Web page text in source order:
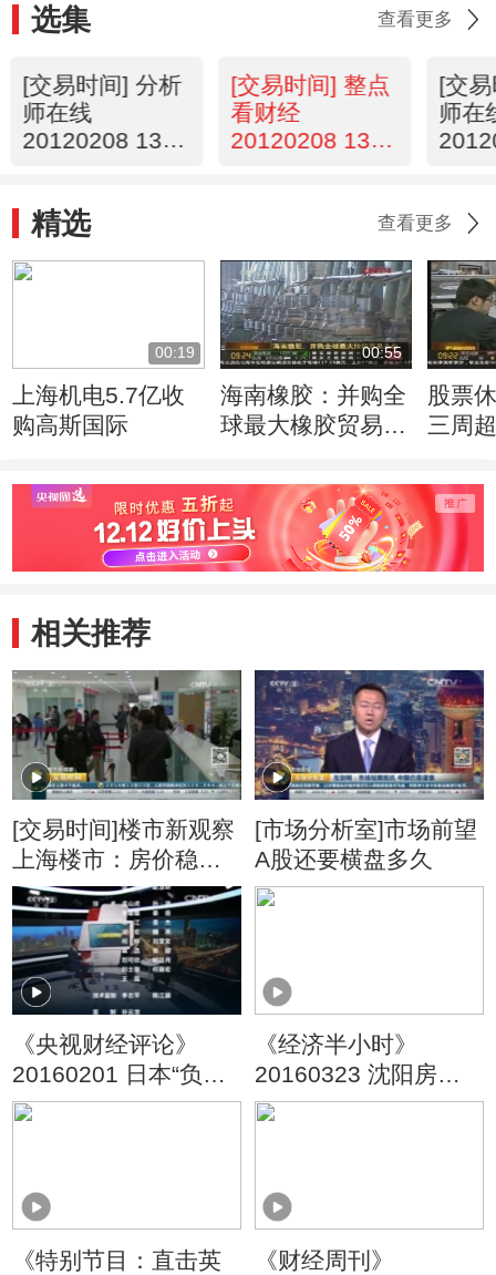
选集 查看更多
[交易时间] 分析
师在线
20120208 13：
[交易时间] 整点
看财经
20120208 13：
[交
师在
精选 查看更多
00:19
上海机电5.7亿收
购高斯国际
00:55
海南橡胶：并购全
球最大橡胶贸易企
股票
三周
相关推荐
[交易时间]楼市新观察
上海楼市：房价稳了
炒房的少了
[市场分析室]市场前望
A股还要横盘多久
《央视财经评论》
20160201 日本“负利
率”：新一轮“货币
《经济半小时》
20160323 沈阳房产
去库存进行时
《特别节目：直击英
《财经周刊》